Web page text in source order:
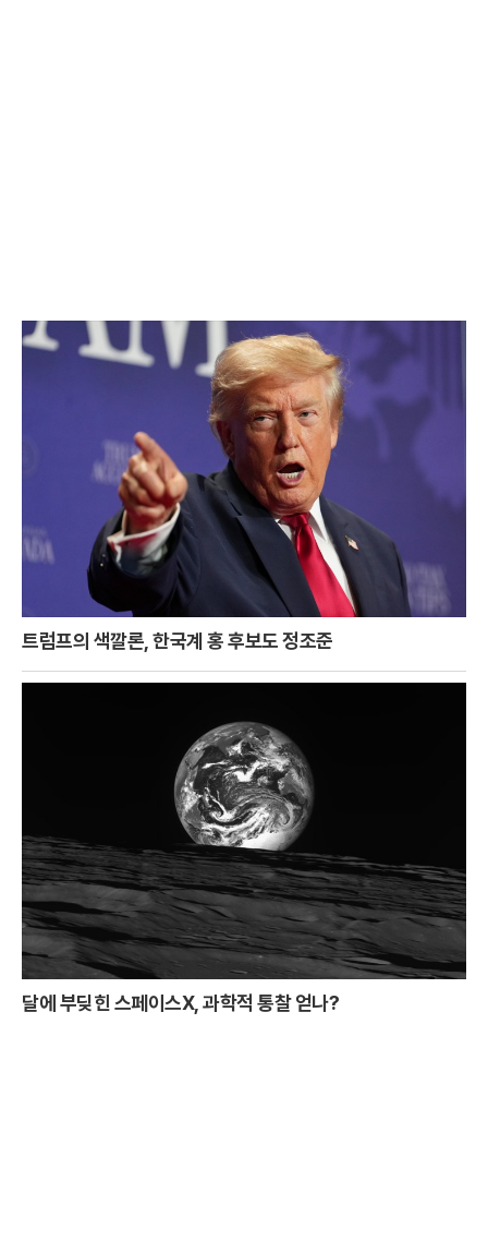
트럼프의 색깔론, 한국계 홍 후보도 정조준
달에 부딪힌 스페이스X, 과학적 통찰 얻나?